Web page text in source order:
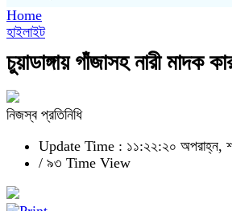
Home
হাইলাইট
চুয়াডাঙ্গায় গাঁজাসহ নারী মাদক
নিজস্ব প্রতিনিধি
Update Time : ১১:২২:২০ অপরাহ্ন,
/ ৯৩ Time View